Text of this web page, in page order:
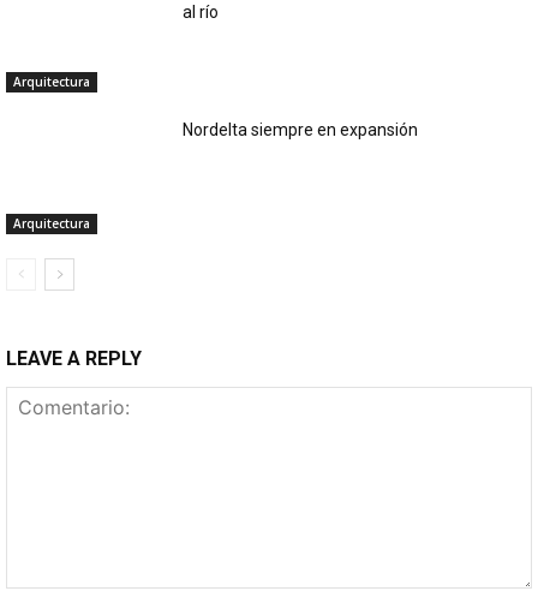
Arquitectura
al río
Arquitectura
Nordelta siempre en expansión
LEAVE A REPLY